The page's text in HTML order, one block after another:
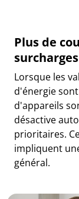
Plus de
surcharges
Lorsque les
d'énergie
d'appareils
désactive
prioritaires.
impliquent
général.